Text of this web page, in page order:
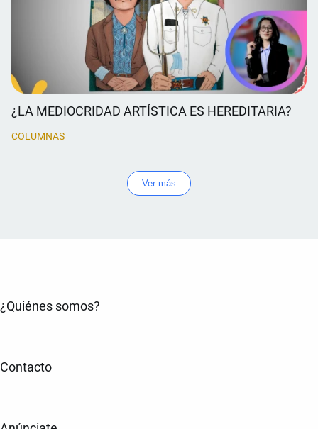
¿LA MEDIOCRIDAD ARTÍSTICA ES HEREDITARIA?
COLUMNAS
Ver más
¿Quiénes somos?
Contacto